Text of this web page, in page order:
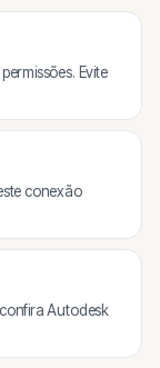
Evite
conexão
Autodesk